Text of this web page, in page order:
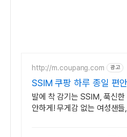
http://m.coupang.com 광고
SSIM 쿠팡 하루 종일 편
발에 착 감기는 SSIM, 푹신
안하게! 무게감 없는 여성샌